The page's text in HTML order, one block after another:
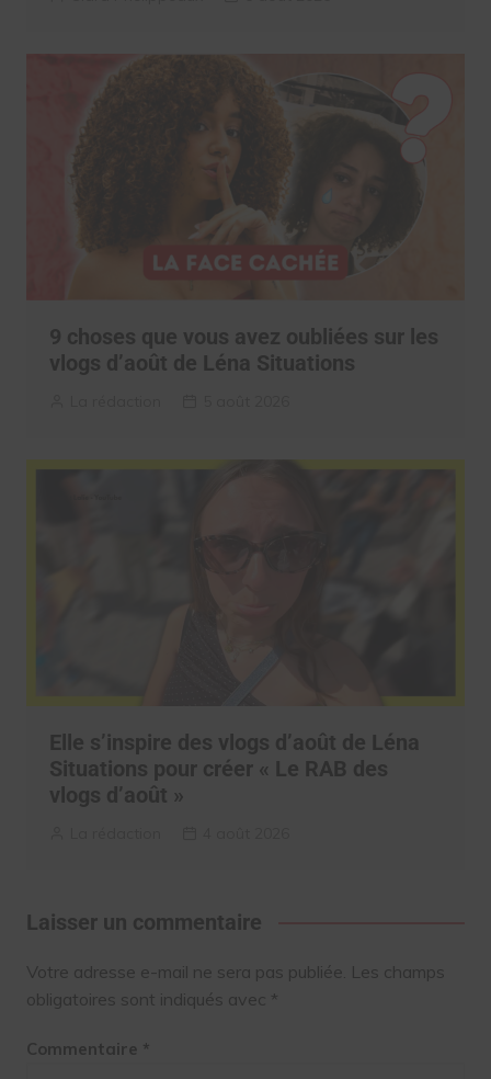
9 choses que vous avez oubliées sur les
vlogs d’août de Léna Situations
Elle s’inspire des vlogs d’août de Léna
Situations pour créer « Le RAB des
vlogs d’août »
Laisser un commentaire
Votre adresse e-mail ne sera pas publiée. Les champs
obligatoires sont indiqués avec *
Commentaire *